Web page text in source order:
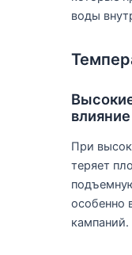
воды
При
теряет
особенно
кампаний.